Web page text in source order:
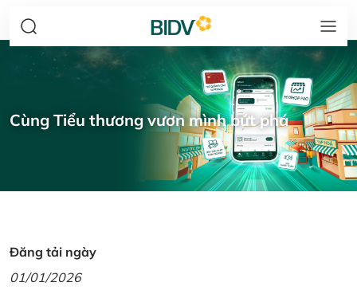
Cùng Tiểu thương vươn mình bứt phá
Đăng tải ngày
01/01/2026